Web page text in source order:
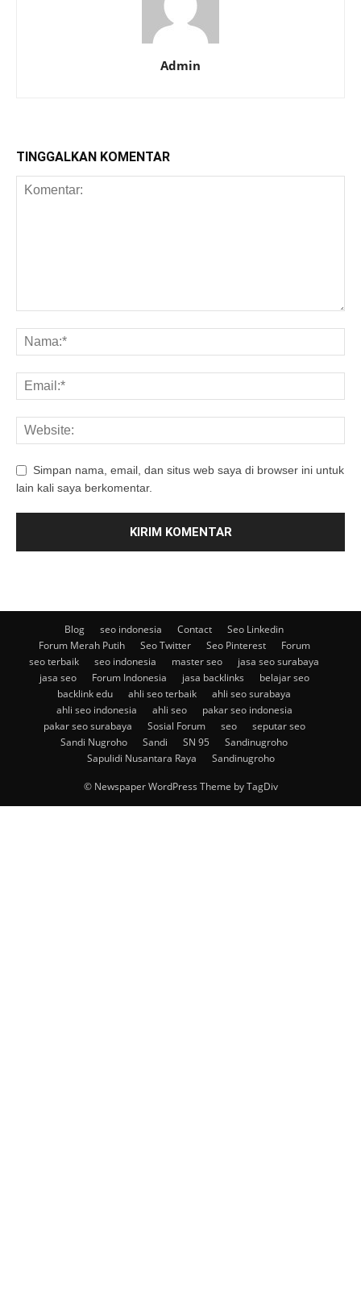
Admin
TINGGALKAN KOMENTAR
Simpan nama, email, dan situs web saya di browser ini untuk
lain kali saya berkomentar.
Blog seo indonesia Contact
Seo Linkedin
Forum Merah Putih
Seo Twitter Seo Pinterest
Forum
seo terbaik
seo indonesia master seo
jasa seo surabaya
jasa seo
Forum Indonesia jasa backlinks
belajar seo
backlink edu
ahli seo terbaik
ahli seo surabaya
ahli seo indonesia
ahli seo
pakar seo indonesia
pakar seo surabaya
Sosial Forum seo
seputar seo
Sandi Nugroho
Sandi SN 95
Sandinugroho
Sapulidi Nusantara Raya
Sandinugroho
© Newspaper WordPress Theme by TagDiv